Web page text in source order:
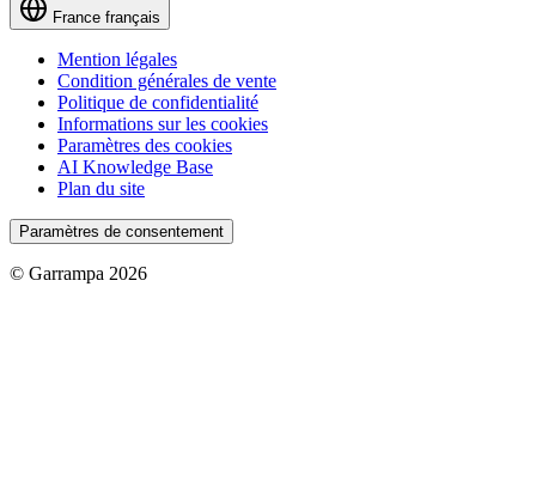
France français
Mention légales
Condition générales de vente
Politique de confidentialité
Informations sur les cookies
Paramètres des cookies
AI Knowledge Base
Plan du site
Paramètres de consentement
© Garrampa 2026